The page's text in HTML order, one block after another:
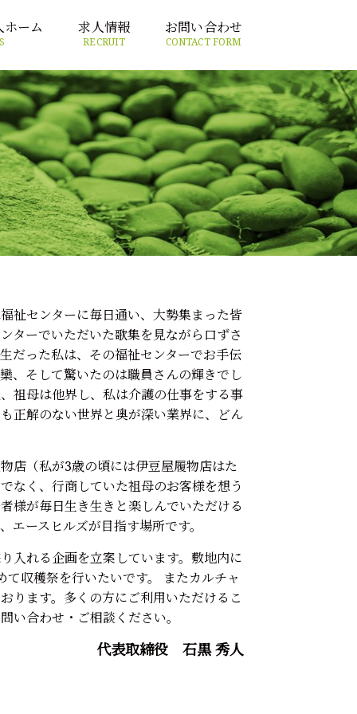
ホーム 求人情報
RECRUIT
お問い合わせ
CONTACT FORM
祉センターに毎日通い、大勢集まった皆
ターでいただいた歌集を見ながら口ずさ
だった私は、その福祉センターでお手伝
、そして驚いたのは職員さんの輝きでし
祖母は他界し、私は介護の仕事をする事
正解のない世界と奥が深い業界に、どん
店（私が3歳の頃には伊豆屋履物店はた
なく、行商していた祖母のお客様を想う
様が毎日生き生きと楽しんでいただける
ースヒルズが目指す場所です。
入れる企画を立案しています。敷地内に
収穫祭を行いたいです。 またカルチャ
ります。多くの方にご利用いただけるこ
い合わせ・ご相談ください。
代表取締役 石黒 秀人